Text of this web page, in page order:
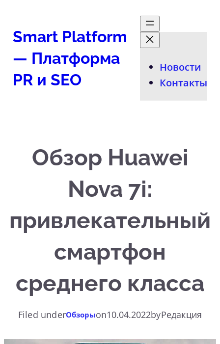
содержимому
Smart Platform
— Платформа
PR и SEO
Новости
Контакты
Обзор Huawei
Nova 7i:
привлекательный
смартфон
среднего класса
Filed underОбзорыon10.04.2022byРедакция